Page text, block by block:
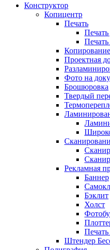
Конструктор
Копицентр
Печать
Копирование
Проектная
Фото на
Брошюровка
Твердый
Рекламная
Баннер
Бэклит
Холст
Печать
Штендер